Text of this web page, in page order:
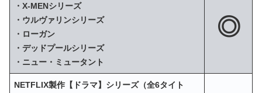
・X‐MENシリーズ
・ウルヴァリンシリーズ
・ローガン
・デッドプールシリーズ
・ニュー・ミュータント
◎
NETFLIX製作【ドラマ】シリーズ（全6タイト